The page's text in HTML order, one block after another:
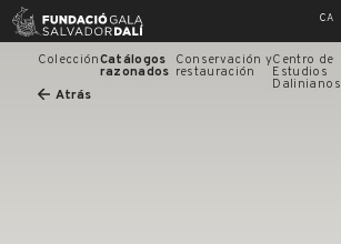
Skip
CA
ColecciónCatálogos
razonados
Conservación y
restauración
Centro de
Estudios
Dalinianos
Atrás